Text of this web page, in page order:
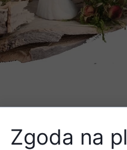
Zgoda na